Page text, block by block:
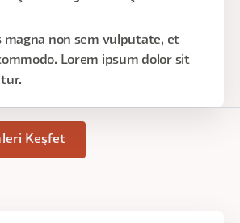
magna non sem vulputate, et
Lorem ipsum dolor sit
Keşfet